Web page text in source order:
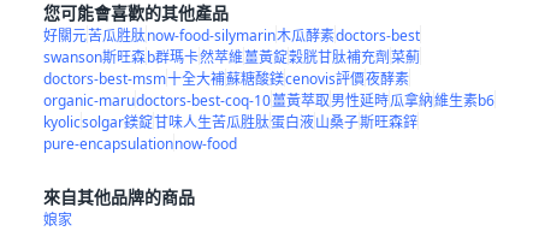
您可能會喜歡的其他產品
好關元苦瓜胜肽now-food-silymarin木瓜酵素doctors-best
swanson斯旺森b群瑪卡然萃維薑黃錠穀胱甘肽補充劑菜薊
doctors-best-msm十全大補蘇糖酸鎂cenovis評價夜酵素
organic-marudoctors-best-coq-10薑黃萃取男性延時瓜拿納維生素b6
kyolicsolgar鎂錠甘味人生苦瓜胜肽蛋白液山桑子斯旺森鋅
pure-encapsulationnow-food
來自其他品牌的商品
娘家